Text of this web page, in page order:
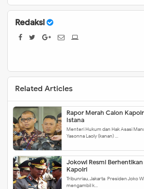
Redaksi
Related Articles
Rapor Merah Calon
Istana
Menteri Hukum dan Hak Asasi
Yasonna Laoly (kanan) …
Jokowi Resmi
Kapolri
Tribunriau, Jakarta-Presiden Joko
mengambil k…